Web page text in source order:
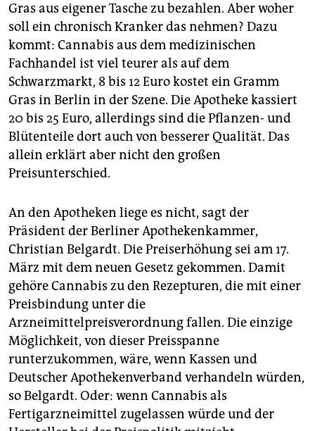
Gras aus eigener Tasche zu bezahlen. Aber woher
soll ein chronisch Kranker das nehmen? Dazu
kommt: Cannabis aus dem medizinischen
Fachhandel ist viel teurer als auf dem
Schwarzmarkt, 8 bis 12 Euro kostet ein Gramm
Gras in Berlin in der Szene. Die Apotheke kassiert
20 bis 25 Euro, allerdings sind die Pflanzen- und
Blütenteile dort auch von besserer Qualität. Das
allein erklärt aber nicht den großen
Preisunterschied.
An den Apotheken liege es nicht, sagt der
Präsident der Berliner Apothekenkammer,
Christian Belgardt. Die Preiserhöhung sei am 17.
März mit dem neuen Gesetz gekommen. Damit
gehöre Cannabis zu den Rezepturen, die mit einer
Preisbindung unter die
Arzneimittelpreisverordnung fallen. Die einzige
Möglichkeit, von dieser Preisspanne
runterzukommen, wäre, wenn Kassen und
Deutscher Apothekenverband verhandeln würden,
so Belgardt. Oder: wenn Cannabis als
Fertigarzneimittel zugelassen würde und der